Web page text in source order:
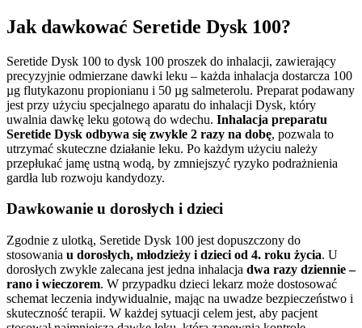
Jak dawkować Seretide Dysk 100?
Seretide Dysk 100 to dysk 100 proszek do inhalacji, zawierający
precyzyjnie odmierzane dawki leku – każda inhalacja dostarcza 100
µg flutykazonu propionianu i 50 µg salmeterolu. Preparat podawany
jest przy użyciu specjalnego aparatu do inhalacji Dysk, który
uwalnia dawkę leku gotową do wdechu. Inhalacja preparatu
Seretide Dysk odbywa się zwykle 2 razy na dobę, pozwala to
utrzymać skuteczne działanie leku. Po każdym użyciu należy
przepłukać jamę ustną wodą, by zmniejszyć ryzyko podrażnienia
gardła lub rozwoju kandydozy.
Dawkowanie u dorosłych i dzieci
Zgodnie z ulotką, Seretide Dysk 100 jest dopuszczony do
stosowania u dorosłych, młodzieży i dzieci od 4. roku życia. U
dorosłych zwykle zalecana jest jedna inhalacja dwa razy dziennie –
rano i wieczorem. W przypadku dzieci lekarz może dostosować
schemat leczenia indywidualnie, mając na uwadze bezpieczeństwo i
skuteczność terapii. W każdej sytuacji celem jest, aby pacjent